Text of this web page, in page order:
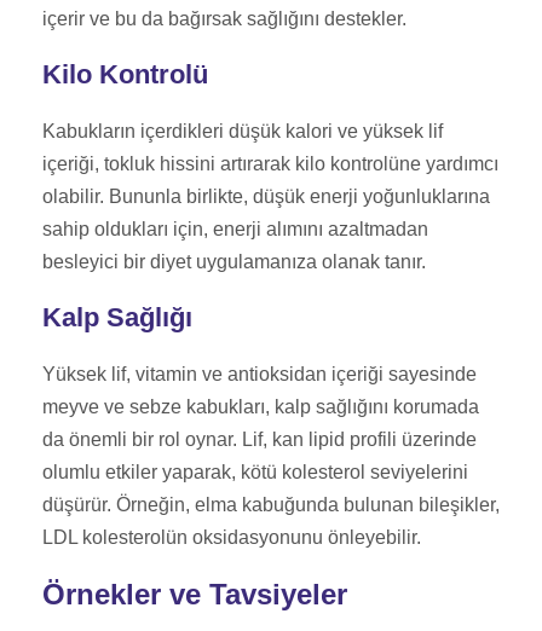
içerir ve bu da bağırsak sağlığını destekler.
Kilo Kontrolü
Kabukların içerdikleri düşük kalori ve yüksek lif
içeriği, tokluk hissini artırarak kilo kontrolüne yardımcı
olabilir. Bununla birlikte, düşük enerji yoğunluklarına
sahip oldukları için, enerji alımını azaltmadan
besleyici bir diyet uygulamanıza olanak tanır.
Kalp Sağlığı
Yüksek lif, vitamin ve antioksidan içeriği sayesinde
meyve ve sebze kabukları, kalp sağlığını korumada
da önemli bir rol oynar. Lif, kan lipid profili üzerinde
olumlu etkiler yaparak, kötü kolesterol seviyelerini
düşürür. Örneğin, elma kabuğunda bulunan bileşikler,
LDL kolesterolün oksidasyonunu önleyebilir.
Örnekler ve Tavsiyeler